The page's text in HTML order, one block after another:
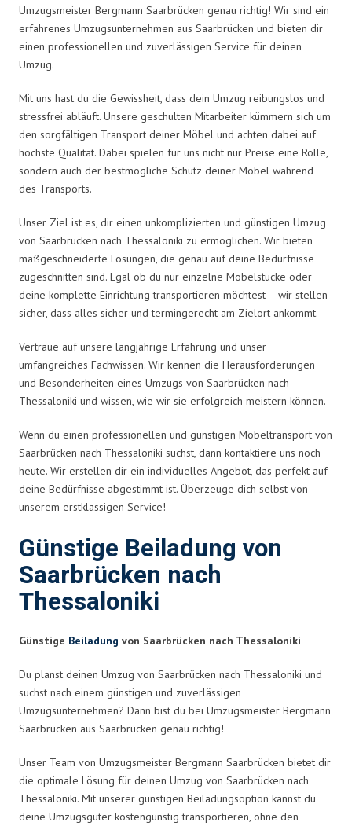
Umzugsmeister Bergmann Saarbrücken genau richtig! Wir sind ein
erfahrenes Umzugsunternehmen aus Saarbrücken und bieten dir
einen professionellen und zuverlässigen Service für deinen
Umzug.
Mit uns hast du die Gewissheit, dass dein Umzug reibungslos und
stressfrei abläuft. Unsere geschulten Mitarbeiter kümmern sich um
den sorgfältigen Transport deiner Möbel und achten dabei auf
höchste Qualität. Dabei spielen für uns nicht nur Preise eine Rolle,
sondern auch der bestmögliche Schutz deiner Möbel während
des Transports.
Unser Ziel ist es, dir einen unkomplizierten und günstigen Umzug
von Saarbrücken nach Thessaloniki zu ermöglichen. Wir bieten
maßgeschneiderte Lösungen, die genau auf deine Bedürfnisse
zugeschnitten sind. Egal ob du nur einzelne Möbelstücke oder
deine komplette Einrichtung transportieren möchtest – wir stellen
sicher, dass alles sicher und termingerecht am Zielort ankommt.
Vertraue auf unsere langjährige Erfahrung und unser
umfangreiches Fachwissen. Wir kennen die Herausforderungen
und Besonderheiten eines Umzugs von Saarbrücken nach
Thessaloniki und wissen, wie wir sie erfolgreich meistern können.
Wenn du einen professionellen und günstigen Möbeltransport von
Saarbrücken nach Thessaloniki suchst, dann kontaktiere uns noch
heute. Wir erstellen dir ein individuelles Angebot, das perfekt auf
deine Bedürfnisse abgestimmt ist. Überzeuge dich selbst von
unserem erstklassigen Service!
Günstige Beiladung von
Saarbrücken nach
Thessaloniki
Günstige Beiladung von Saarbrücken nach Thessaloniki
Du planst deinen Umzug von Saarbrücken nach Thessaloniki und
suchst nach einem günstigen und zuverlässigen
Umzugsunternehmen? Dann bist du bei Umzugsmeister Bergmann
Saarbrücken aus Saarbrücken genau richtig!
Unser Team von Umzugsmeister Bergmann Saarbrücken bietet dir
die optimale Lösung für deinen Umzug von Saarbrücken nach
Thessaloniki. Mit unserer günstigen Beiladungsoption kannst du
deine Umzugsgüter kostengünstig transportieren, ohne den